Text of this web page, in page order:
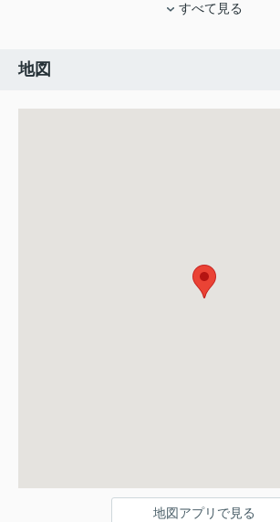
すべて見る
地図
地図アプリで見る